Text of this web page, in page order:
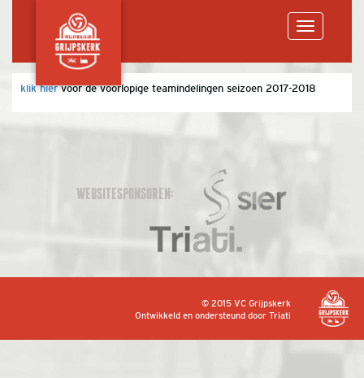
navigation
klik hiervoor de voorlopige teamindelingen seizoen 2017-2018
WEBSITESPONSOREN:
© 2015 VC Grijpskerk
Ontwikkeld en ondersteund doorTriati